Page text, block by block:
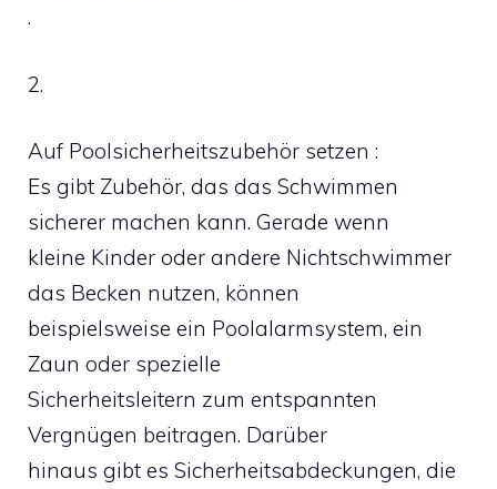
.
2.
Auf Poolsicherheitszubehör setzen :
Es gibt Zubehör, das das Schwimmen
sicherer machen kann. Gerade wenn
kleine Kinder oder andere Nichtschwimmer
das Becken nutzen, können
beispielsweise ein Poolalarmsystem, ein
Zaun oder spezielle
Sicherheitsleitern zum entspannten
Vergnügen beitragen. Darüber
hinaus gibt es Sicherheitsabdeckungen, die